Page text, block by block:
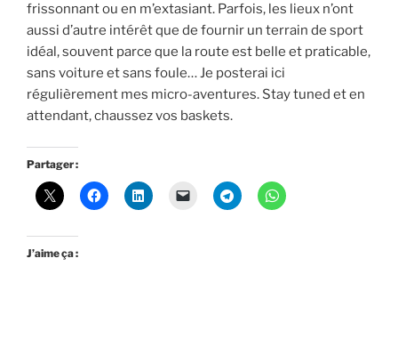
frissonnant ou en m’extasiant. Parfois, les lieux n’ont
aussi d’autre intérêt que de fournir un terrain de sport
idéal, souvent parce que la route est belle et praticable,
sans voiture et sans foule… Je posterai ici
régulièrement mes micro-aventures. Stay tuned et en
attendant, chaussez vos baskets.
Partager :
J’aime ça :